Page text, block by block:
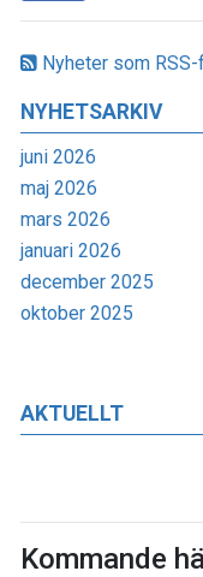
Nyheter som
NYHETSARKIV
juni 2026
maj 2026
mars 2026
januari 2026
december 2025
oktober 2025
AKTUELLT
Kommande